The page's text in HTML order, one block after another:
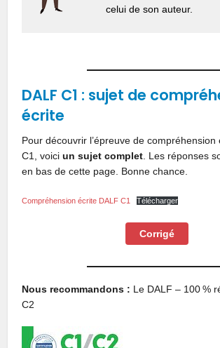
celui de son auteur.
DALF C1 : sujet de
écrite
Pour découvrir l’épreuve de compréhension
C1, voiciun sujet complet . Les réponses
en bas de cette page. Bonne chance.
Compréhension écrite DALF C1 Télécharger
Corrigé
Nous recommandons : Le DALF – 100 %
C2